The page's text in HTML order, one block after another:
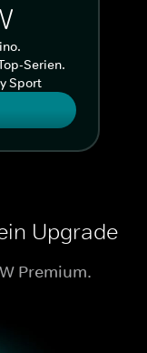
Serien.
Sport
Upgrade
Premium.